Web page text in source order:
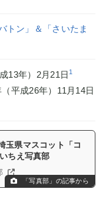
トン」＆「さいたま
13年）2月21日1
平成26年）11月14日
「写真部」の記事から
玉県マスコット「コ
ちえ写真部